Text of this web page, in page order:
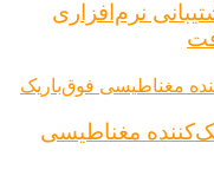
نرم‌افزاری
مغناطیسی